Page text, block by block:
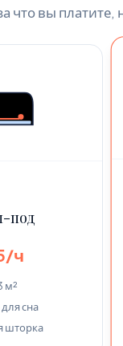
что вы
под
ч
м²
сна
шторка